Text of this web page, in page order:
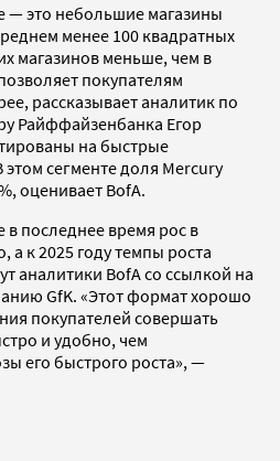
— это небольшие магазины
менее 100 квадратных
магазинов меньше, чем в
покупателям
рассказывает аналитик по
Райффайзенбанка Егор
на быстрые
сегменте доля Mercury
оценивает BofA.
последнее время рос в
а к 2025 году темпы роста
аналитики BofA со ссылкой на
GfK. «Этот формат хорошо
покупателей совершать
и удобно, чем
его быстрого роста», —